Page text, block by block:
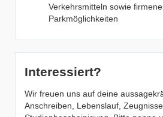
Verkehrsmitteln sowie
Parkmöglichkeiten
Interessiert?
Wir freuen uns auf deine
Anschreiben, Lebenslauf,